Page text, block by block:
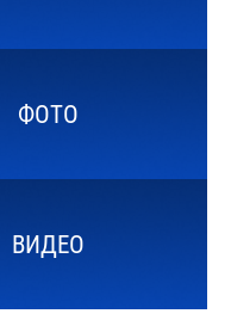
ФОТО
ВИДЕО